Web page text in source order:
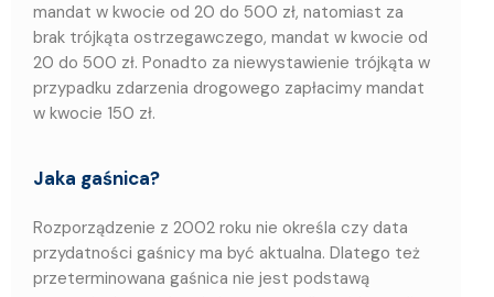
mandat w kwocie od 20 do 500 zł, natomiast za
brak trójkąta ostrzegawczego, mandat w kwocie od
20 do 500 zł. Ponadto za niewystawienie trójkąta w
przypadku zdarzenia drogowego zapłacimy mandat
w kwocie 150 zł.
Jaka gaśnica?
Rozporządzenie z 2002 roku nie określa czy data
przydatności gaśnicy ma być aktualna. Dlatego też
przeterminowana gaśnica nie jest podstawą